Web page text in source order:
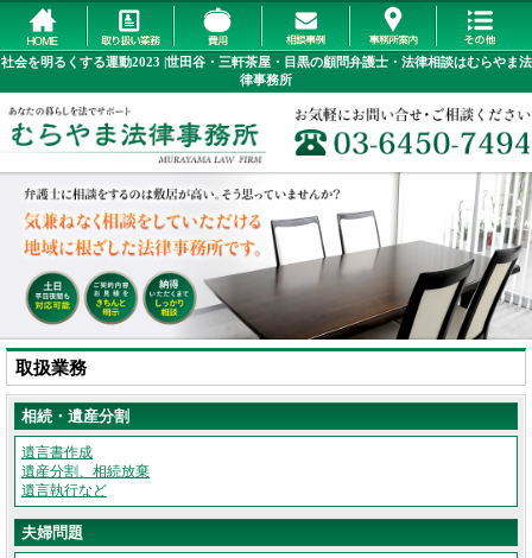
社会を明るくする運動2023 |世田谷・三軒茶屋・目黒の顧問弁護士・法律相談はむらやま法
律事務所
取扱業務
相続・遺産分割
遺言書作成
遺産分割、相続放棄
遺言執行など
夫婦問題